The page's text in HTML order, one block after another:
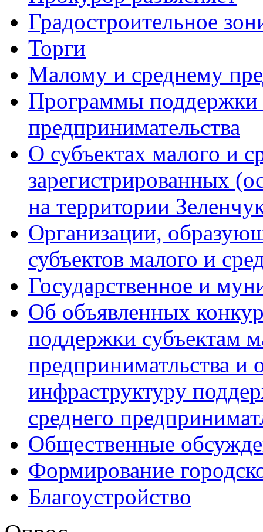
Градостроительное
Торги
Малому и среднему
Программы поддержки
предпринимательства
О субъектах малого и
зарегистрированных
на территории
Организации,
субъектов малого и
Государственное и
Об объявленных
поддержки субъектам
предприниматльства
инфраструктуру
среднего
Общественные
Формирование
Благоустройство